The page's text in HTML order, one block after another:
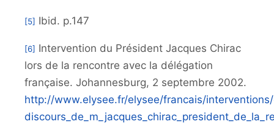
[5] Ibid. p.147
[6] Intervention du Président Jacques Chirac
lors de la rencontre avec la délégation
française. Johannesburg, 2 septembre 2002.
http://www.elysee.fr/elysee/francais/